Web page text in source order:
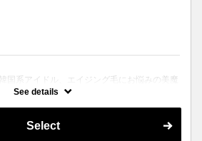
国系アイドル、エイジング毛にお悩みの美魔
質、メニューに対応できる髪質改善トリート
See details
Select